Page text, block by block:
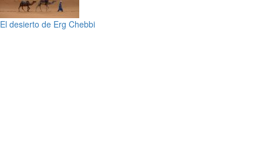
El desierto de Erg Chebbi